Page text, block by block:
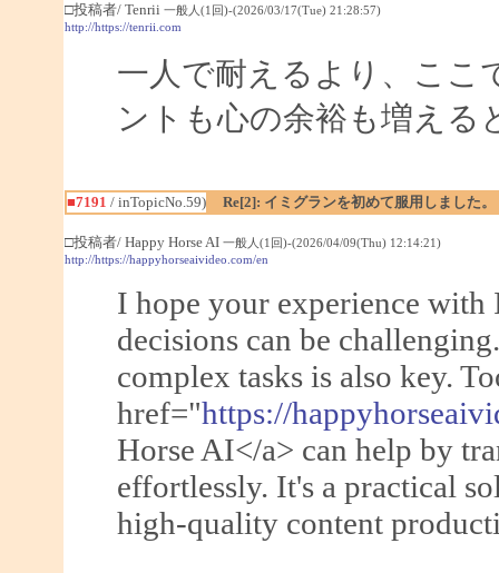
□投稿者/ Tenrii 一般人(1回)-(2026/03/17(Tue) 21:28:57)
http://https://tenrii.com
一人で耐えるより、ここ
ントも心の余裕も増える
■7191 / inTopicNo.59) Re[2]: イミグランを初めて服用しました。
□投稿者/ Happy Horse AI 一般人(1回)-(2026/04/09(Thu) 12:14:21)
http://https://happyhorseaivideo.com/en
I hope your experience
decisions can be
complex tasks is also key.
href="https://
Horse AI</a> can help by
effortlessly. It's a practical
high-quality content